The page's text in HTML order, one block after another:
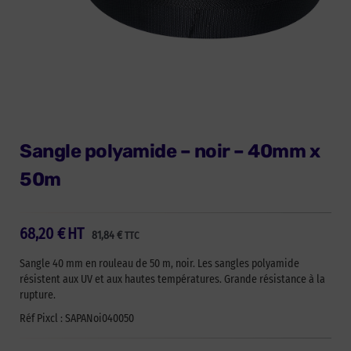
Sangle polyamide – noir – 40mm x
50m
68,20 € 81,84€ TTC
HT
Sangle 40 mm en rouleau de 50 m, noir. Les sangles polyamide
résistent aux UV et aux hautes températures. Grande résistance à la
rupture.
Réf Pixcl : SAPANoi040050